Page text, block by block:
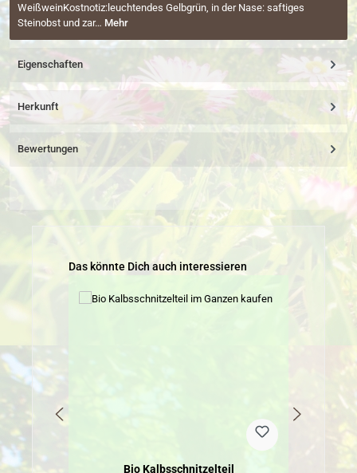
WeißweinKostnotiz:leuchtendes Gelbgrün, in der Nase: saftiges
Steinobst und zar… Mehr
Eigenschaften
Herkunft
Bewertungen
Produktgalerie überspringen
Das könnte Dich auch interessieren
Bio Kalbsschnitzelteil